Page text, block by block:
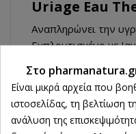
Uriage Eau
Αναπληρώνει την
Εμπλουτισμένο με
φραγμού
σε βέλτιστα επίπεδα.
Παρέχει
επιδερμίδα
Στο
Είναι μικρά αρχεία που
ιστοσελίδας, τη βελτίωση
ανάλυση της